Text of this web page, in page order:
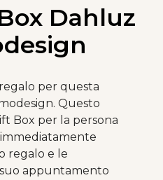
Dahluz
per questa
Questo
Box per la persona
regalo e le
appuntamento